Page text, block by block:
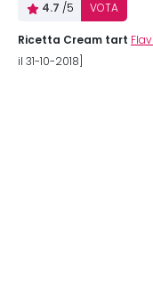
4.7 /5 VOTA
Ricetta Cream tart
il 31-10-2018]